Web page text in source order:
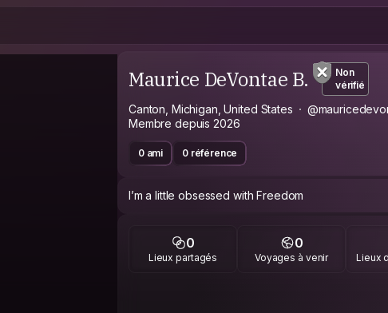
Maurice DeVontae B.
Non
vérifié
Canton, Michigan, United States
Membre depuis 2026
0 ami 0 référence
I’m a little obsessed with Freedom
0
Lieux partagés
0
Voyages à venir Lieux